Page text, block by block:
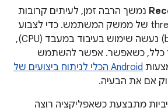
נמשך הרבה זמן, לעיתים קרובות
מפת סיביות על ה-thread של ממשק המשתמש. כדי לצבוע
במפת סיביות (bitmap) נעשה שימוש בעיבוד במעבד (CPU),
כלל, כשאפשר. אפשר להשתמש
Android הכלי לניתוח ביצועים של
אם את הבעיה.
מתבצעת כשאפליקציה רוצה